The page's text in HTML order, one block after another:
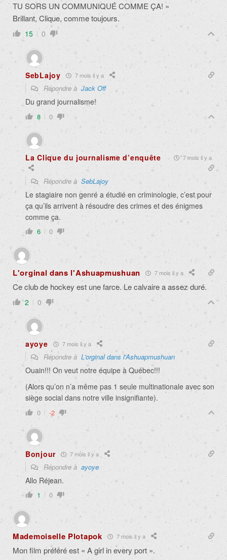
TU SORS UN COMMUNIQUÉ COMME ÇA! »
Brillant, Clique, comme toujours.
15 0
SebLajoy 7 mois il y a
Répondre à Jack Off
Du grand journalisme!
8 0
La Clique du journalisme d’enquête 7 mois il y a
Répondre à SebLajoy
Le stagiaire non genré a étudié en criminologie, c’est pour
ça qu’ils arrivent à résoudre des crimes et des énigmes
comme ça.
6 0
L'orginal dans l'Ashuapmushuan 7 mois il y a
Ce club de hockey est une farce. Le calvaire a assez duré.
2 0
ayoye 7 mois il y a
Répondre à L'orginal dans l'Ashuapmushuan
Ouain!!! On veut notre équipe à Québec!!!
(Alors qu’on n’a même pas 1 seule multinationale avec son
siège social dans notre ville insignifiante).
0 -2
Bonjour 7 mois il y a
Répondre à ayoye
Allo Réjean.
1 0
Mademoiselle Plotapok 7 mois il y a
Mon film préféré est « A girl in every port ».